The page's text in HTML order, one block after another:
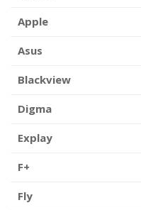
Apple
Asus
Blackview
Digma
Explay
F+
Fly